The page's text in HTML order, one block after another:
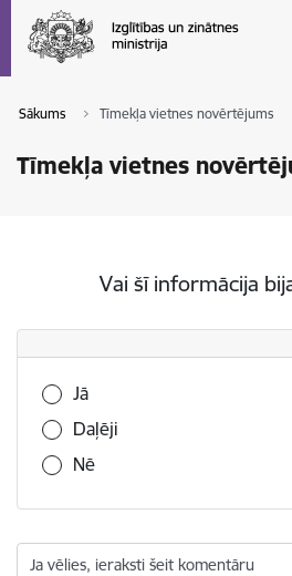
Sākums Tīmekļa vietnes novērtējums
Tīmekļa vietnes
Vai šī informācija
Vai šī informācija bija
Jā
Daļēji
Nē
Ja vēlies, ieraksti šeit komentāru